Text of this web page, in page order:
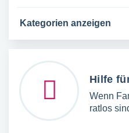
Kategorien anzeigen
Hilfe
Wenn
ratlos